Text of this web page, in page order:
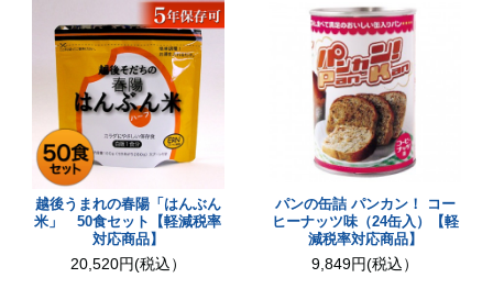
越後うまれの春陽「はんぶん
米」 50食セット【軽減税率
対応商品】
20,520円(税込）
パンの缶詰 パンカン！ コー
ヒーナッツ味（24缶入）【軽
減税率対応商品】
9,849円(税込）